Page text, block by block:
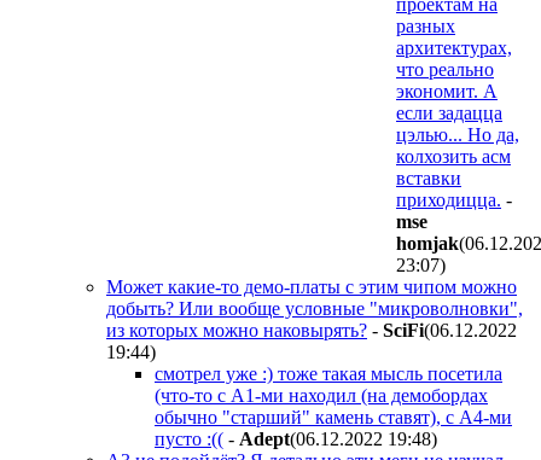
разных
архитектурах,
что реально
экономит. А
если задацца
цэлью... Но да,
колхозить асм
вставки
приходицца. -
mse
homjak
23:07)
Может какие-то демо-платы с этим чипом можно
добыть? Или вообще условные "микроволновки",
из которых можно наковырять? - SciFi(06.12.2022
19:44)
смотрел уже :) тоже такая мысль посетила
(что-то с A1-ми находил (на демобордах
обычно "старший" камень ставят), с А4-ми
пусто :(( - Adept(06.12.2022 19:48)